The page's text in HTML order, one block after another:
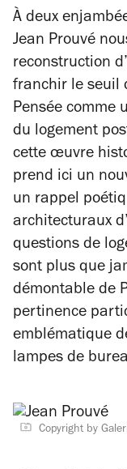
À deux
Jean Prouvé
reconstruction
franchir le seuil
Pensée comme
du logement
cette œuvre
prend ici un
un rappel
architecturaux
questions de
sont plus que
démontable de
pertinence
emblématique
lampes de
Copyright by